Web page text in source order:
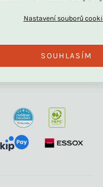
SOUHLASÍM